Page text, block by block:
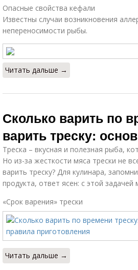
Опасные свойства кефали
Известны случаи возникновения
непереносимости рыбы.
Читать дальше →
Сколько варить по
варить треску:
Треска – вкусная и полезная рыба,
Но из-за жесткости мяса трески не
варить треску? Для кулинара,
продукта, ответ ясен: с этой
«Срок варения» трески
Читать дальше →